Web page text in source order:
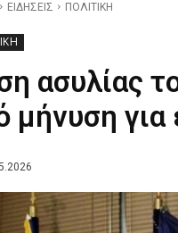
ΕΙΔΗΣΕΙΣ ΠΟΛΙΤΙΚΗ
ασυλίας
μήνυση για